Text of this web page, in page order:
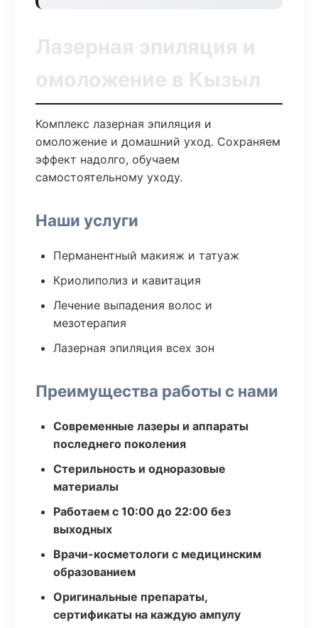
Лазерная эпиляция и
омоложение в Кызыл
Комплекс лазерная эпиляция и
омоложение и домашний уход. Сохраняем
эффект надолго, обучаем
самостоятельному уходу.
Наши услуги
Перманентный макияж и татуаж
Криолиполиз и кавитация
Лечение выпадения волос и
мезотерапия
Лазерная эпиляция всех зон
Преимущества работы с нами
Современные лазеры и аппараты
последнего поколения
Стерильность и одноразовые
материалы
Работаем с 10:00 до 22:00 без
выходных
Врачи-косметологи с медицинским
образованием
Оригинальные препараты,
сертификаты на каждую ампулу